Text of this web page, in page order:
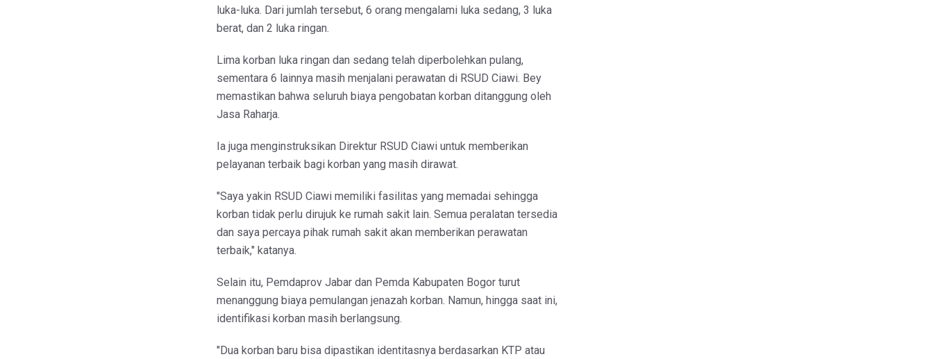
luka-luka. Dari jumlah tersebut, 6 orang mengalami luka sedang, 3 luka
berat, dan 2 luka ringan.
Lima korban luka ringan dan sedang telah diperbolehkan pulang,
sementara 6 lainnya masih menjalani perawatan di RSUD Ciawi. Bey
memastikan bahwa seluruh biaya pengobatan korban ditanggung oleh
Jasa Raharja.
Ia juga menginstruksikan Direktur RSUD Ciawi untuk memberikan
pelayanan terbaik bagi korban yang masih dirawat.
"Saya yakin RSUD Ciawi memiliki fasilitas yang memadai sehingga
korban tidak perlu dirujuk ke rumah sakit lain. Semua peralatan tersedia
dan saya percaya pihak rumah sakit akan memberikan perawatan
terbaik," katanya.
Selain itu, Pemdaprov Jabar dan Pemda Kabupaten Bogor turut
menanggung biaya pemulangan jenazah korban. Namun, hingga saat ini,
identifikasi korban masih berlangsung.
"Dua korban baru bisa dipastikan identitasnya berdasarkan KTP atau